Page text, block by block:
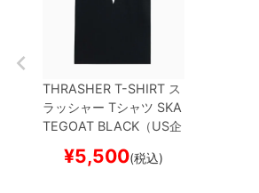
THRASHER T-SHIRT ス
ラッシャー Tシャツ SKA
TEGOAT BLACK（US企
ケボー
¥5,500(税込)